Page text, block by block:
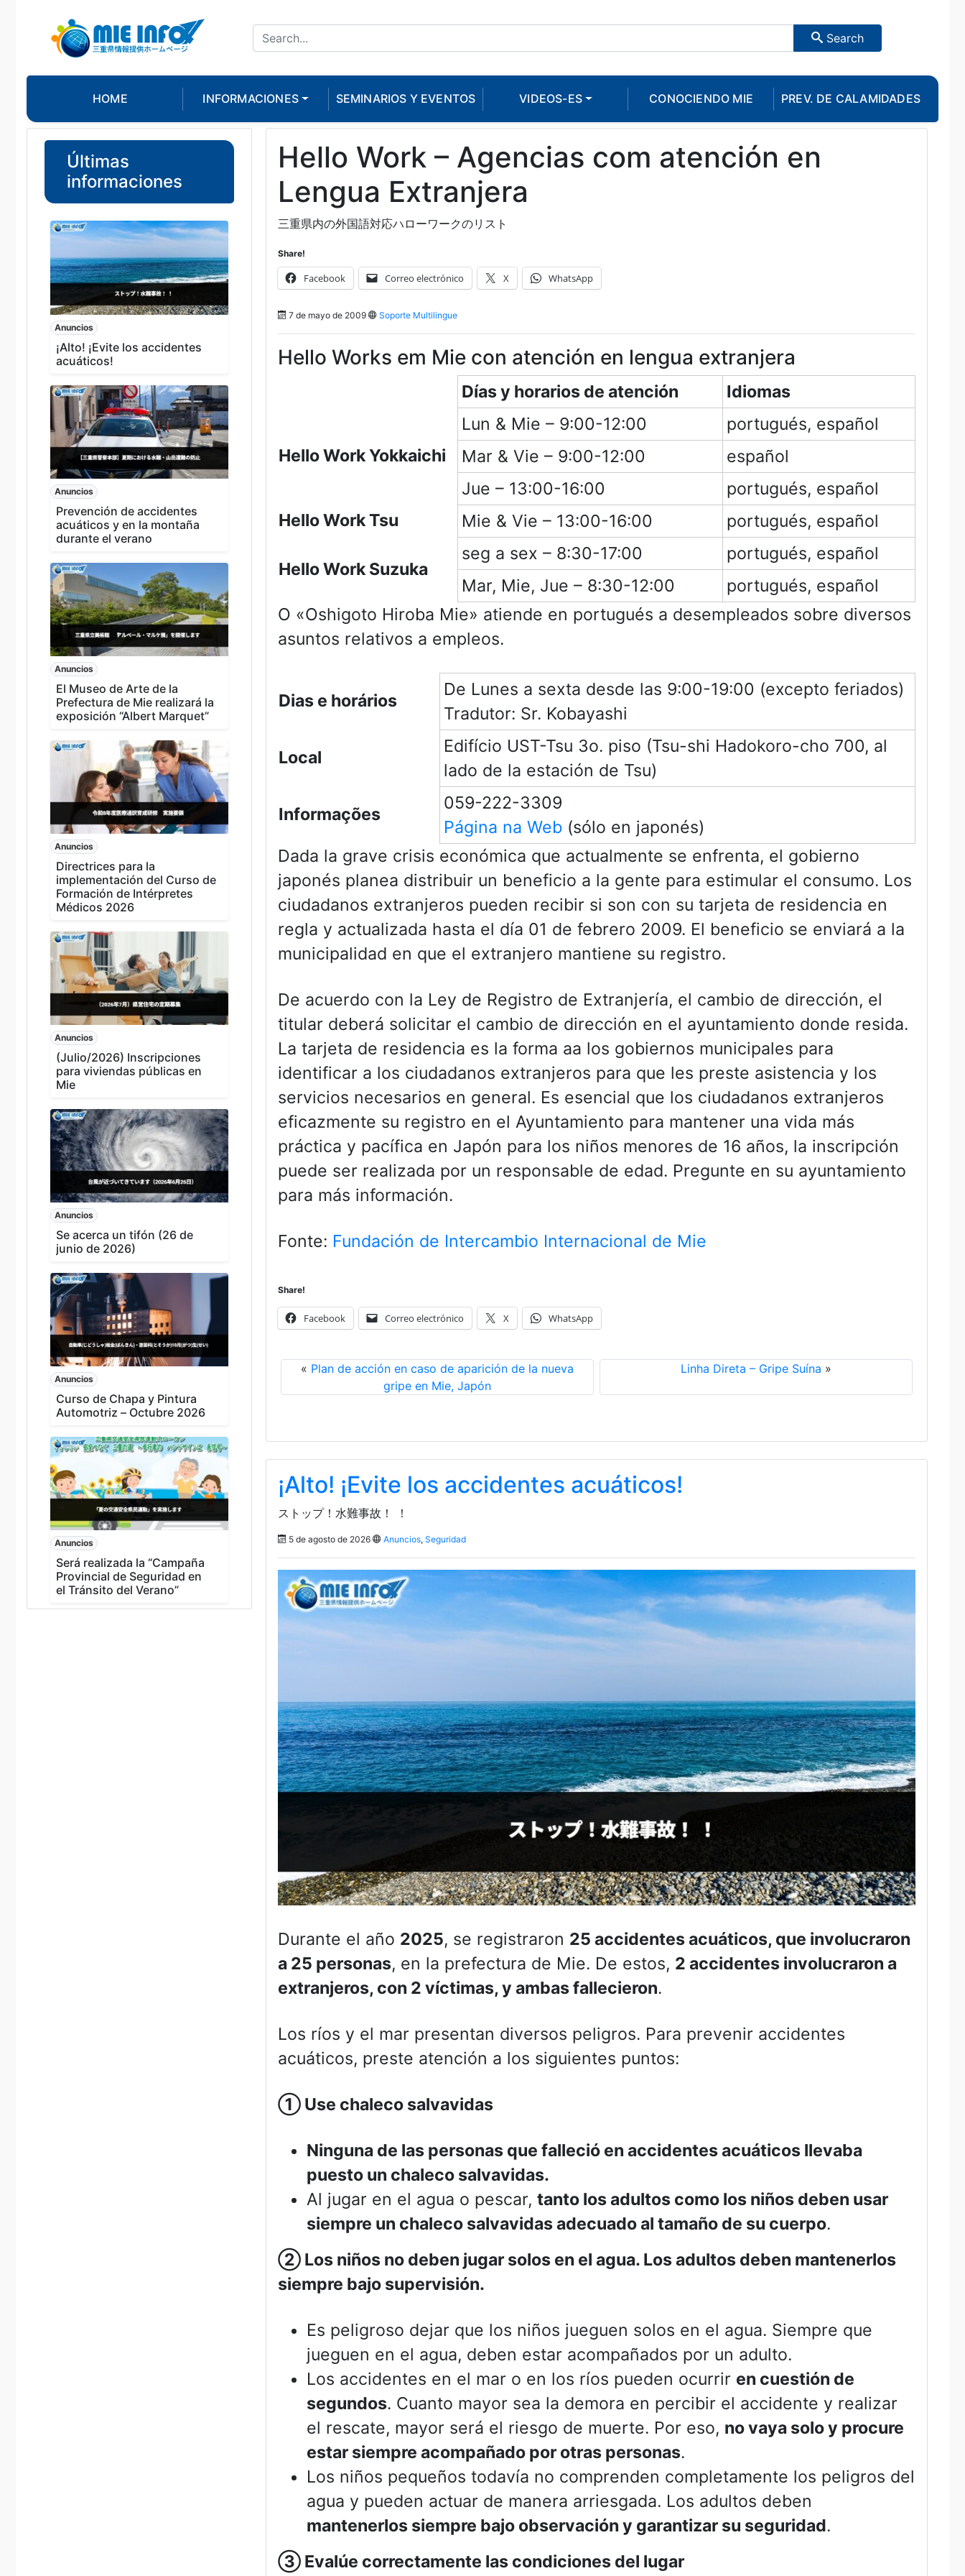
Search
HOME INFORMACIONES SEMINARIOS Y EVENTOS VIDEOS-ES CONOCIENDO MIE PREV. DE CALAMIDADES
Últimas
informaciones
Anuncios
¡Alto! ¡Evite los accidentes
acuáticos!
Anuncios
Prevención de accidentes
acuáticos y en la montaña
durante el verano
Anuncios
El Museo de Arte de la
Prefectura de Mie realizará la
exposición “Albert Marquet”
Anuncios
Directrices para la
implementación del Curso de
Formación de Intérpretes
Médicos 2026
Anuncios
(Julio/2026) Inscripciones
para viviendas públicas en
Mie
Anuncios
Se acerca un tifón (26 de
junio de 2026)
Anuncios
Curso de Chapa y Pintura
Automotriz – Octubre 2026
Anuncios
Será realizada la “Campaña
Provincial de Seguridad en
el Tránsito del Verano”
Hello Work – Agencias com atención en
Lengua Extranjera
三重県内の外国語対応ハローワークのリスト
Share!
Facebook Correo electrónico X WhatsApp
7 de mayo de 2009 Soporte Multilingue
Hello Works em Mie con atención en lengua extranjera
Días y horarios de atención Idiomas
Hello Work Yokkaichi
Lun & Mie – 9:00-12:00
portugués, español
Mar & Vie – 9:00-12:00
español
Jue – 13:00-16:00
portugués, español
Hello Work Tsu
Mie & Vie – 13:00-16:00 portugués, español
Hello Work Suzuka
seg a sex – 8:30-17:00
portugués, español
Mar, Mie, Jue – 8:30-12:00
portugués, español
O «Oshigoto Hiroba Mie» atiende en portugués a desempleados sobre diversos
asuntos relativos a empleos.
Dias e horários
De Lunes a sexta desde las 9:00-19:00 (excepto feriados)
Tradutor: Sr. Kobayashi
Local
Edifício UST-Tsu 3o. piso (Tsu-shi Hadokoro-cho 700, al
lado de la estación de Tsu)
Informações
059-222-3309
Página na Web(sólo en japonés)
Dada la grave crisis económica que actualmente se enfrenta, el gobierno
japonés planea distribuir un beneficio a la gente para estimular el consumo. Los
ciudadanos extranjeros pueden recibir si son con su tarjeta de residencia en
regla y actualizada hasta el día 01 de febrero 2009. El beneficio se enviará a la
municipalidad en que el extranjero mantiene su registro.
De acuerdo con la Ley de Registro de Extranjería, el cambio de dirección, el
titular deberá solicitar el cambio de dirección en el ayuntamiento donde resida.
La tarjeta de residencia es la forma aa los gobiernos municipales para
identificar a los ciudadanos extranjeros para que les preste asistencia y los
servicios necesarios en general. Es esencial que los ciudadanos extranjeros
eficazmente su registro en el Ayuntamiento para mantener una vida más
práctica y pacífica en Japón para los niños menores de 16 años, la inscripción
puede ser realizada por un responsable de edad. Pregunte en su ayuntamiento
para más información.
Fonte: Fundación de Intercambio Internacional de Mie
Share!
Facebook Correo electrónico X WhatsApp
« Plan de acción en caso de aparición de la nueva
gripe en Mie, Japón
Linha Direta – Gripe Suína »
¡Alto! ¡Evite los accidentes acuáticos!
ストップ！水難事故！ ！
5 de agosto de 2026 Anuncios, Seguridad
Durante el año 2025, se registraron 25 accidentes acuáticos, que involucraron
a 25 personas, en la prefectura de Mie. De estos, 2 accidentes involucraron a
extranjeros, con 2 víctimas, y ambas fallecieron.
Los ríos y el mar presentan diversos peligros. Para prevenir accidentes
acuáticos, preste atención a los siguientes puntos:
①Use chaleco salvavidas
Ninguna de las personas que falleció en accidentes acuáticos llevaba
puesto un chaleco salvavidas.
Al jugar en el agua o pescar, tanto los adultos como los niños deben usar
siempre un chaleco salvavidas adecuado al tamaño de su cuerpo.
②Los niños no deben jugar solos en el agua. Los adultos deben mantenerlos
siempre bajo supervisión.
Es peligroso dejar que los niños jueguen solos en el agua. Siempre que
jueguen en el agua, deben estar acompañados por un adulto.
Los accidentes en el mar o en los ríos pueden ocurrir en cuestión de
segundos. Cuanto mayor sea la demora en percibir el accidente y realizar
el rescate, mayor será el riesgo de muerte. Por eso, no vaya solo y procure
estar siempre acompañado por otras personas.
Los niños pequeños todavía no comprenden completamente los peligros del
agua y pueden actuar de manera arriesgada. Los adultos deben
mantenerlos siempre bajo observación y garantizar su seguridad.
③Evalúe correctamente las condiciones del lugar